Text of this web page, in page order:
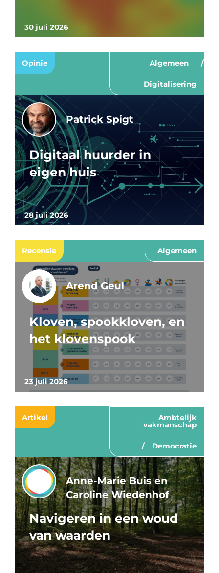
30 juli 2026
Opinie Algemeen
Digitalisering
28 juli 2026
Patrick Spigt
Digitaal huurder in
eigen huis
Recensie Algemeen
23 juli 2026
Arend Geul
Kloven, spookkloven, en
het klovenspook
Artikel Ambtelijk
vakmanschap
Democratie
Anne-Marie Buis en
Caroline Wiedenhof
Navigeren in een woud
van waarden